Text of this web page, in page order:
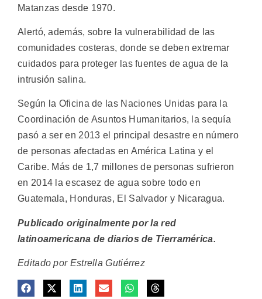
Matanzas desde 1970.
Alertó, además, sobre la vulnerabilidad de las
comunidades costeras, donde se deben extremar
cuidados para proteger las fuentes de agua de la
intrusión salina.
Según la Oficina de las Naciones Unidas para la
Coordinación de Asuntos Humanitarios, la sequía
pasó a ser en 2013 el principal desastre en número
de personas afectadas en América Latina y el
Caribe. Más de 1,7 millones de personas sufrieron
en 2014 la escasez de agua sobre todo en
Guatemala, Honduras, El Salvador y Nicaragua.
Publicado originalmente por la red
latinoamericana de diarios de Tierramérica.
Editado por Estrella Gutiérrez